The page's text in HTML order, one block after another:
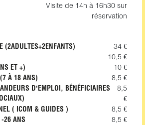
Visite de 14h à 16h30 sur
réservation
(2ADULTES+2ENFANTS)
34 €
10,5 €
ET +)
10 €
À 18 ANS)
8,5 €
D'EMPLOI, BÉNÉFICIAIRES
8,5
€
( ICOM & GUIDES )
8,5 €
-26 ANS
8,5 €